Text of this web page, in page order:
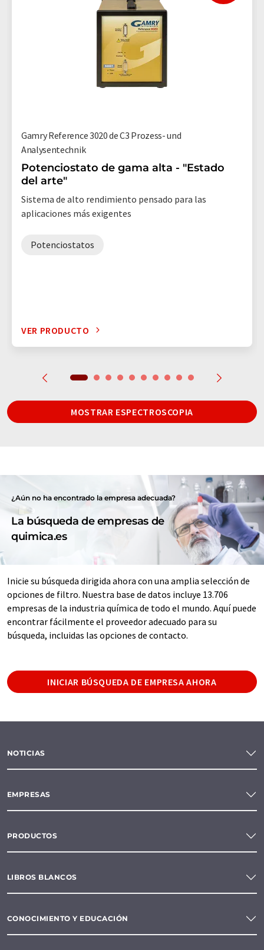
Gamry Reference 3020 de C3 Prozess- und
Analysentechnik
Potenciostato de gama alta - "Estado
del arte"
Sistema de alto rendimiento pensado para las
aplicaciones más exigentes
Potenciostatos
VER PRODUCTO
MOSTRAR ESPECTROSCOPIA
¿Aún no ha encontrado la empresa adecuada?
La búsqueda de empresas de
quimica.es
Inicie su búsqueda dirigida ahora con una amplia selección de
opciones de filtro. Nuestra base de datos incluye 13.706
empresas de la industria química de todo el mundo. Aquí puede
encontrar fácilmente el proveedor adecuado para su
búsqueda, incluidas las opciones de contacto.
INICIAR BÚSQUEDA DE EMPRESA AHORA
NOTICIAS
EMPRESAS
PRODUCTOS
LIBROS BLANCOS
CONOCIMIENTO Y EDUCACIÓN